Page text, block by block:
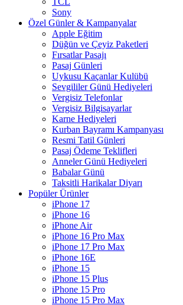
Sony
Özel Günler & Kampanyalar
Apple Eğitim
Düğün ve Çeyiz Paketleri
Fırsatlar Pasajı
Pasaj Günleri
Uykusu Kaçanlar Kulübü
Sevgililer Günü Hediyeleri
Vergisiz Telefonlar
Vergisiz Bilgisayarlar
Karne Hediyeleri
Kurban Bayramı Kampanyası
Resmi Tatil Günleri
Pasaj Ödeme Teklifleri
Anneler Günü Hediyeleri
Babalar Günü
Taksitli Harikalar Diyarı
Popüler Ürünler
iPhone 17
iPhone 16
iPhone Air
iPhone 16 Pro Max
iPhone 17 Pro Max
iPhone 16E
iPhone 15
iPhone 15 Plus
iPhone 15 Pro
iPhone 15 Pro Max